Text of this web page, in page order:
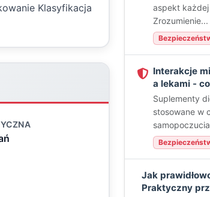
Klasyfikacja
aspekt
Zrozumienie...
Interakcje
a lekami -
Suplementy
stosowane w
Jak
Praktyczny